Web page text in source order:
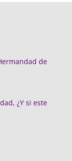
de
¿Y si este